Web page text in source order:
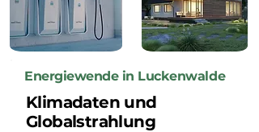
Energiewende in Luckenwalde
Klimadaten und
Globalstrahlung